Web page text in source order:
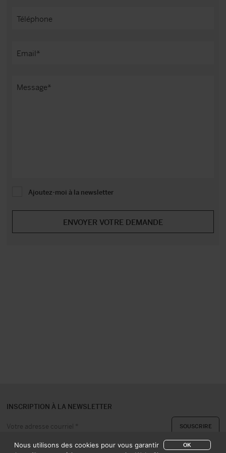
Ajoutez-moi à la newsletter
INSCRIPTION À LA NEWSLETTER
Nous utilisons des cookies pour vous garantir
OK